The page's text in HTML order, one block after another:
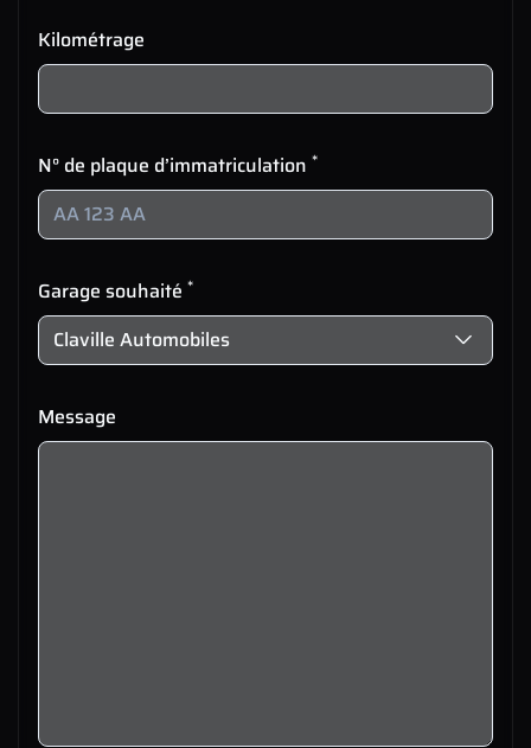
Kilométrage
N° de plaque d’immatriculation *
Garage souhaité *
Message